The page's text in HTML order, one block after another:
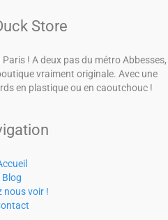
Store
! A deux pas du métro Abbesses,
vraiment originale. Avec une
en plastique ou en caoutchouc !
Blog
nous voir !